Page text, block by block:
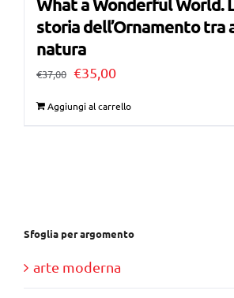
storia dell’Ornamento tra
natura
€37,00 Il
€35,00Il
Aggiungi al carrello
Sfoglia per argomento
arte moderna